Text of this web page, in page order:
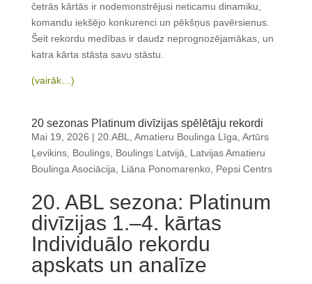
četrās kārtās ir nodemonstrējusi neticamu dinamiku,
komandu iekšējo konkurenci un pēkšņus pavērsienus.
Šeit rekordu medības ir daudz neprognozējamākas, un
katra kārta stāsta savu stāstu.
(vairāk…)
20 sezonas Platinum divīzijas spēlētāju rekordi
Mai 19, 2026 | 20.ABL Amatieru Boulinga Līga Artūrs
Ļevikins, Boulings, Boulings Latvijā
Latvijas Amatieru
Boulinga Asociācija
Liāna Ponomarenko, Pepsi Centrs
20. ABL sezona: Platinum
divīzijas 1.–4. kārtas
Individuālo rekordu
apskats un analīze